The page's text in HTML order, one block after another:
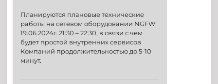
Планируются плановые технические
работы на сетевом оборудовании NGFW
19.06.2024г. 21:30 – 22:30, в связи с чем
будет простой внутренних сервисов
Компаний продолжительностью до 5-10
минут.